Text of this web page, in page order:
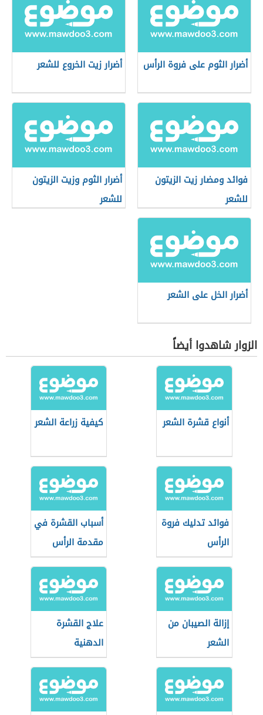
أضرار الثوم على فروة الرأس أضرار زيت الخروع للشعر
فوائد ومضار زيت الزيتون
للشعر
أضرار الثوم وزيت الزيتون
للشعر
أضرار الخل على الشعر
الزوار شاهدوا أيضاً
أنواع قشرة الشعر كيفية زراعة الشعر
فوائد تدليك فروة
الرأس
أسباب القشرة في
مقدمة الرأس
إزالة الصيبان من
الشعر
علاج القشرة
الدهنية